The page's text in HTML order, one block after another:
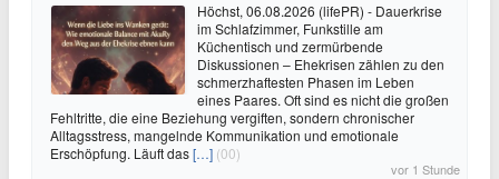
Höchst, 06.08.2026 (lifePR) - Dauerkrise
im Schlafzimmer, Funkstille am
Küchentisch und zermürbende
Diskussionen – Ehekrisen zählen zu den
schmerzhaftesten Phasen im Leben
eines Paares. Oft sind es nicht die großen
Fehltritte, die eine Beziehung vergiften, sondern chronischer
Alltagsstress, mangelnde Kommunikation und emotionale
Erschöpfung. Läuft das[…] (00)
vor 1 Stunde